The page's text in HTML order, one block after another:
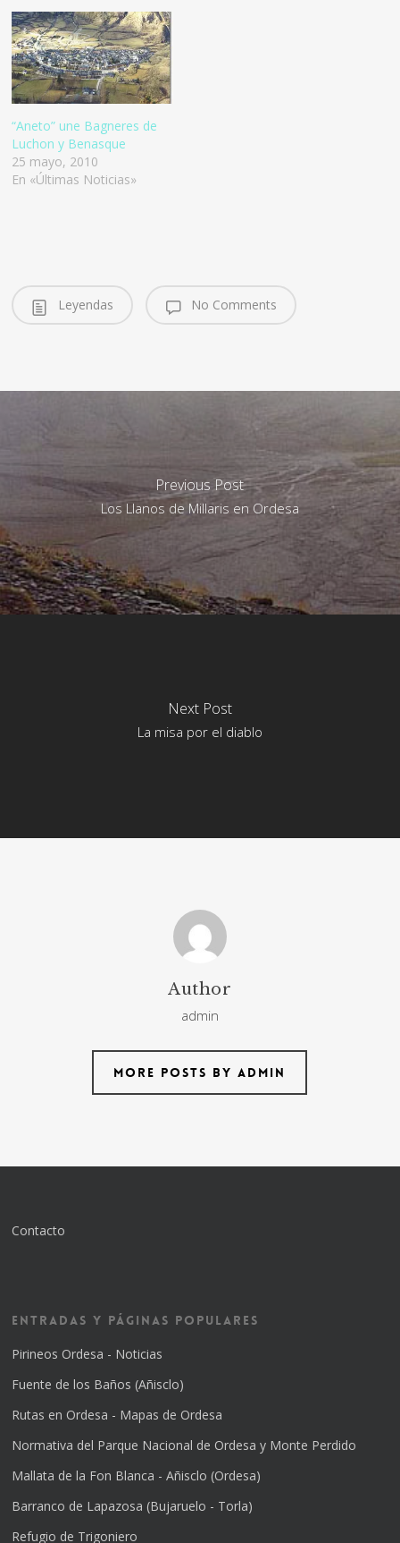
“Aneto” une Bagneres de
Luchon y Benasque
25 mayo, 2010
En «Últimas Noticias»
Leyendas No Comments
Previous Post
Los Llanos de Millaris en Ordesa
Next Post
La misa por el diablo
Author
admin
More posts by admin
Contacto
Entradas y Páginas Populares
Pirineos Ordesa - Noticias
Fuente de los Baños (Añisclo)
Rutas en Ordesa - Mapas de Ordesa
Normativa del Parque Nacional de Ordesa y Monte Perdido
Mallata de la Fon Blanca - Añisclo (Ordesa)
Barranco de Lapazosa (Bujaruelo - Torla)
Refugio de Trigoniero